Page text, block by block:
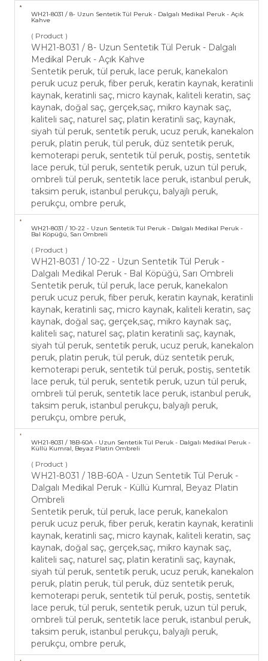
WH21-​8031 / 8- Uzun Sentetik Tül Peruk - ​Dalgalı Medikal Peruk - Açık
Kahve
( Product )
WH21-​8031 / 8- Uzun Sentetik Tül Peruk - ​Dalgalı
Medikal Peruk - Açık Kahve
Sentetik peruk, tül peruk, lace peruk, kanekalon
peruk ucuz peruk, fiber peruk, keratin kaynak, keratinli
kaynak, keratinli saç, micro kaynak, kaliteli keratin, saç
kaynak, doğal saç, gerçek,saç, mikro kaynak saç,
kaliteli saç, naturel saç, platin keratinli saç, kaynak,
siyah tül peruk, sentetik peruk, ucuz peruk, kanekalon
peruk, platin peruk, tül peruk, düz sentetik peruk,
kemoterapi peruk, sentetik tül peruk, postiş, sentetik
lace peruk, tül peruk, sentetik peruk, uzun tül peruk,
ombreli tül peruk, sentetik lace peruk, istanbul peruk,
taksim peruk, istanbul perukçu, balyajlı peruk,
perukçu, ombre peruk,
WH21-​8031 / 10-22 - Uzun Sentetik Tül Peruk - ​Dalgalı Medikal Peruk -
Bal Köpüğü, Sarı Ombreli
( Product )
WH21-​8031 / 10-22 - Uzun Sentetik Tül Peruk - ​
Dalgalı Medikal Peruk - Bal Köpüğü, Sarı Ombreli
Sentetik peruk, tül peruk, lace peruk, kanekalon
peruk ucuz peruk, fiber peruk, keratin kaynak, keratinli
kaynak, keratinli saç, micro kaynak, kaliteli keratin, saç
kaynak, doğal saç, gerçek,saç, mikro kaynak saç,
kaliteli saç, naturel saç, platin keratinli saç, kaynak,
siyah tül peruk, sentetik peruk, ucuz peruk, kanekalon
peruk, platin peruk, tül peruk, düz sentetik peruk,
kemoterapi peruk, sentetik tül peruk, postiş, sentetik
lace peruk, tül peruk, sentetik peruk, uzun tül peruk,
ombreli tül peruk, sentetik lace peruk, istanbul peruk,
taksim peruk, istanbul perukçu, balyajlı peruk,
perukçu, ombre peruk,
WH21-​8031 / 18B-60A - Uzun Sentetik Tül Peruk - ​Dalgalı Medikal Peruk -
Küllü Kumral, Beyaz Platin Ombreli
( Product )
WH21-​8031 / 18B-60A - Uzun Sentetik Tül Peruk - ​
Dalgalı Medikal Peruk - Küllü Kumral, Beyaz Platin
Ombreli
Sentetik peruk, tül peruk, lace peruk, kanekalon
peruk ucuz peruk, fiber peruk, keratin kaynak, keratinli
kaynak, keratinli saç, micro kaynak, kaliteli keratin, saç
kaynak, doğal saç, gerçek,saç, mikro kaynak saç,
kaliteli saç, naturel saç, platin keratinli saç, kaynak,
siyah tül peruk, sentetik peruk, ucuz peruk, kanekalon
peruk, platin peruk, tül peruk, düz sentetik peruk,
kemoterapi peruk, sentetik tül peruk, postiş, sentetik
lace peruk, tül peruk, sentetik peruk, uzun tül peruk,
ombreli tül peruk, sentetik lace peruk, istanbul peruk,
taksim peruk, istanbul perukçu, balyajlı peruk,
perukçu, ombre peruk,